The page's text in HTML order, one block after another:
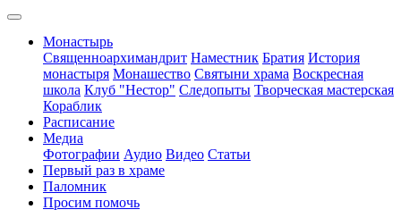
Монастырь
Священноархимандрит Наместник Братия История
монастыря Монашество Cвятыни храма Воскресная
школа Клуб "Нестор" Следопыты Творческая мастерская
Кораблик
Расписание
Медиа
Фотографии Аудио Видео Статьи
Первый раз в храме
Паломник
Просим помочь